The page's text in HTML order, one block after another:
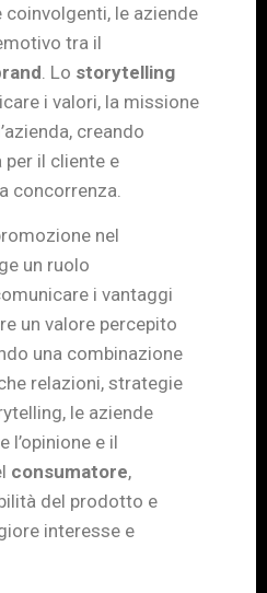
le aziende
tra il
. Lo storytelling
i valori, la missione
creando
per il cliente e
concorrenza.
nel
un ruolo
i vantaggi
un valore percepito
una combinazione
relazioni, strategie
le aziende
l’opinione e il
consumatore,
del prodotto e
interesse e